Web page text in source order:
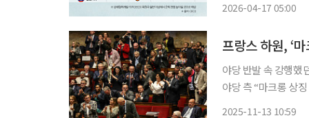
2026-04-17 05:00
프랑스 하원, ‘
야당 반발 속 강행했
야당 측 “마크롱 상징 흔들려”…정치
2025-11-13 10:59